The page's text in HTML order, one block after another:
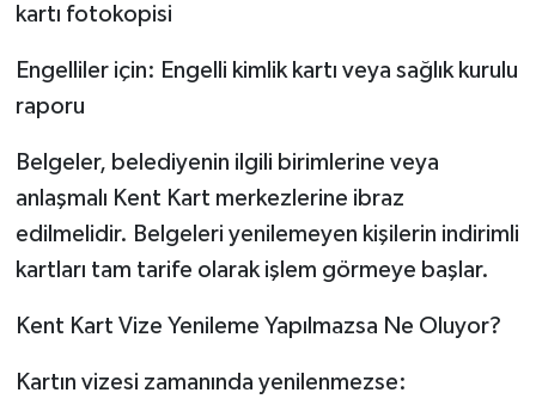
kartı fotokopisi
Engelliler için: Engelli kimlik kartı veya sağlık kurulu
raporu
Belgeler, belediyenin ilgili birimlerine veya
anlaşmalı Kent Kart merkezlerine ibraz
edilmelidir. Belgeleri yenilemeyen kişilerin indirimli
kartları tam tarife olarak işlem görmeye başlar.
Kent Kart Vize Yenileme Yapılmazsa Ne Oluyor?
Kartın vizesi zamanında yenilenmezse: